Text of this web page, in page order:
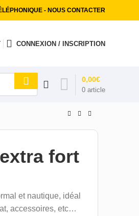
- NOUS CONTACTER
CONNEXION / INSCRIPTION
0 article
0,00€
fort
et nautique, idéal
accessoires, etc…